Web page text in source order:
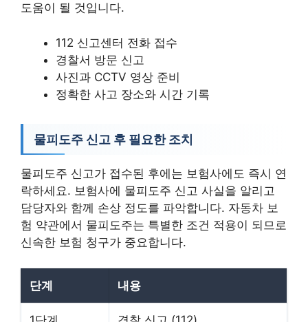
도움이 될 것입니다.
112 신고센터 전화 접수
경찰서 방문 신고
사진과 CCTV 영상 준비
정확한 사고 장소와 시간 기록
물피도주 신고 후 필요한 조치
물피도주 신고가 접수된 후에는 보험사에도 즉시 연
락하세요. 보험사에 물피도주 신고 사실을 알리고
담당자와 함께 손상 정도를 파악합니다. 자동차 보
험 약관에서 물피도주는 특별한 조건 적용이 되므로
신속한 보험 청구가 중요합니다.
단계 내용